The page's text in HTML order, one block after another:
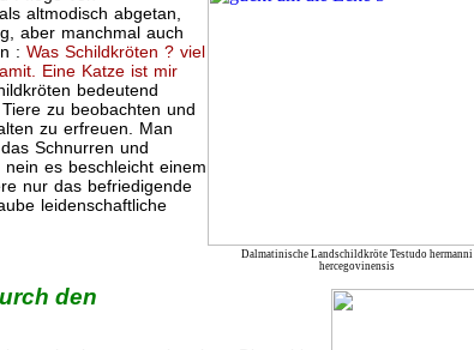
altmodisch abgetan,
aber manchmal auch
: Was Schildkröten ? viel
Eine Katze ist mir
bedeutend
zu beobachten und
zu erfreuen. Man
Schnurren und
es beschleicht einem
nur das befriedigende
leidenschaftliche
Dalmatinische Landschildkröte Testudo hermanni
hercegovinensis
den